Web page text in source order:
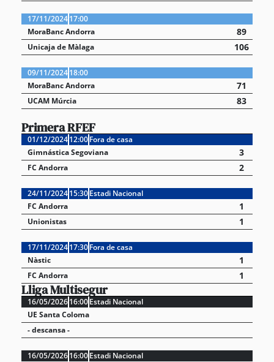
17/11/202417:00
MoraBanc Andorra
89
Unicaja de Màlaga 106
09/11/202418:00
MoraBanc Andorra
71
UCAM Múrcia 83
Primera RFEF
01/12/202412:00Fora de casa
Gimnástica Segoviana
3
FC Andorra 2
24/11/202415:30Estadi Nacional
FC Andorra
1
Unionistas 1
17/11/202417:30Fora de casa
Nàstic
1
FC Andorra 1
Lliga Multisegur
16/05/202616:00Estadi Nacional
UE Santa Coloma
- descansa -
16/05/202616:00Estadi Nacional